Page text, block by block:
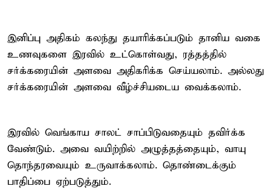
இனிப்பு அதிகம் கலந்து தயாரிக்கப்படும் தானிய வகை
உணவுகளை இரவில் உட்கொள்வது, ரத்தத்தில்
சர்க்கரையின் அளவை அதிகரிக்க செய்யலாம். அல்லது
சர்க்கரையின் அளவை வீழ்ச்சியடைய வைக்கலாம்.
இரவில் வெங்காய சாலட் சாப்பிடுவதையும் தவிர்க்க
வேண்டும். அவை வயிற்றில் அழுத்தத்தையும், வாயு
தொந்தரவையும் உருவாக்கலாம். தொண்டைக்கும்
பாதிப்பை ஏற்படுத்தும்.